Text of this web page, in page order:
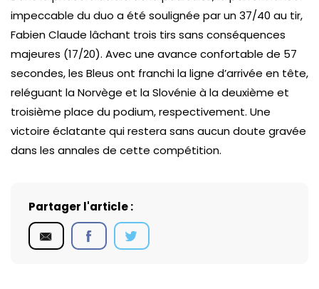
impeccable du duo a été soulignée par un 37/40 au tir,
Fabien Claude lâchant trois tirs sans conséquences
majeures (17/20). Avec une avance confortable de 57
secondes, les Bleus ont franchi la ligne d’arrivée en tête,
reléguant la Norvège et la Slovénie à la deuxième et
troisième place du podium, respectivement. Une
victoire éclatante qui restera sans aucun doute gravée
dans les annales de cette compétition.
Partager l'article :